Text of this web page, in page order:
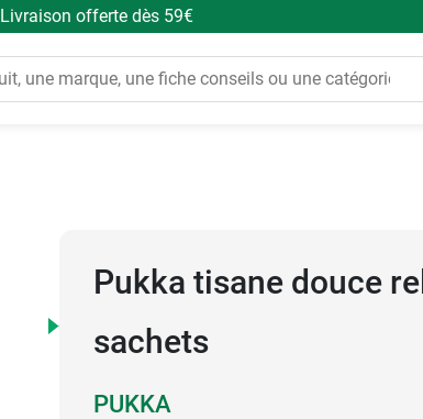
Livraison offerte dès 59€
Pukka tisane douce
sachets
PUKKA